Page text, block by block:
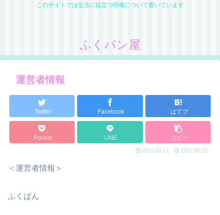
このサイトでは生活に役立つ情報について書いています
ふくパン屋
運営者情報
Twitter Facebook はてブ
Pocket LINE コピー
2021.09.12 2021.08.25
＜運営者情報＞
ふくぱん